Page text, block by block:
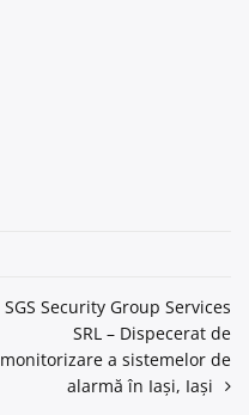
SGS Security Group Services
SRL – Dispecerat de
monitorizare a sistemelor de
alarmă în Iaşi, Iași